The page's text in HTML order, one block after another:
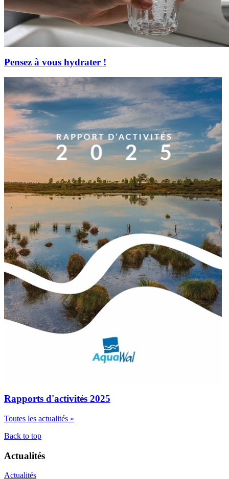
Pensez à vous hydrater !
Rapports d'activités 2025
Toutes les actualités »
Back to top
Actualités
Actualités